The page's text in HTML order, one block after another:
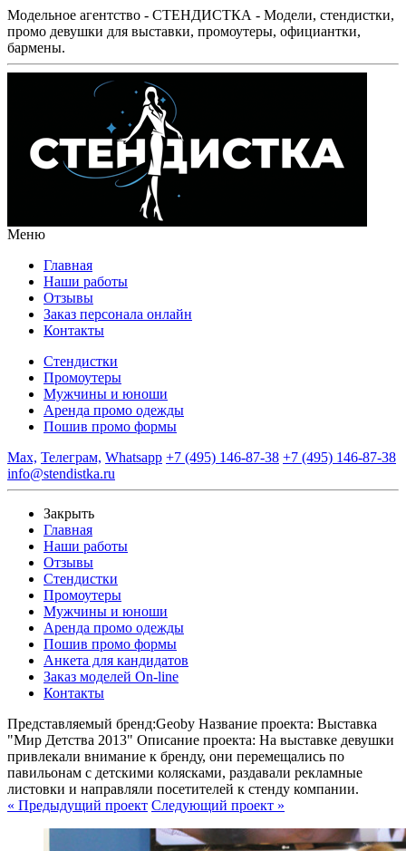
Модельное агентство - СТЕНДИСТКА - Модели, стендистки,
промо девушки для выставки, промоутеры, официантки,
бармены.
Меню
Главная
Наши работы
Отзывы
Заказ персонала онлайн
Контакты
Стендистки
Промоутеры
Мужчины и юноши
Аренда промо одежды
Пошив промо формы
Max, Телеграм, Whatsapp +7 (495) 146-87-38 +7 (495) 146-87-38
info@stendistka.ru
Закрыть
Главная
Наши работы
Отзывы
Стендистки
Промоутеры
Мужчины и юноши
Аренда промо одежды
Пошив промо формы
Анкета для кандидатов
Заказ моделей On-line
Контакты
Представляемый бренд:Geoby Название проекта: Выставка
"Мир Детства 2013" Описание проекта: На выставке девушки
привлекали внимание к бренду, они перемещались по
павильонам с детскими колясками, раздавали рекламные
листовки и направляли посетителей к стенду компании.
« Предыдущий проект Следующий проект »